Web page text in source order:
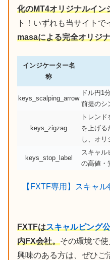
化のMT4オリジナルイン
ト！いずれも当サイト
masaによる完全オリジ
インジケーター名
称
keys_scalping_arrow
ドル円1
前提のシ
keys_zigzag
トレン
を上げる
し、オリ
keys_stop_label
スキャル
の高値・
【FXTF専用】スキャ
FXTFはスキャルピング
内FX会社。その環境で
興味のある方は、ぜひご